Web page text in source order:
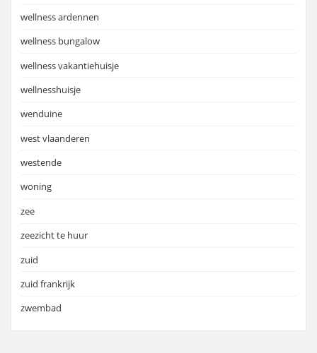
wellness ardennen
wellness bungalow
wellness vakantiehuisje
wellnesshuisje
wenduine
west vlaanderen
westende
woning
zee
zeezicht te huur
zuid
zuid frankrijk
zwembad